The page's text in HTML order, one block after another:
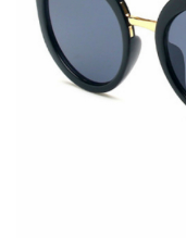
CERCEI
CEASURI DAMA